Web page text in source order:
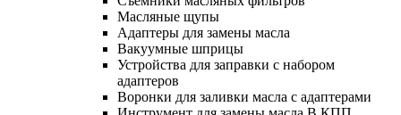
Масляные щупы
Адаптеры для замены масла
Вакуумные шприцы
Устройства для заправки с набором
адаптеров
Воронки для заливки масла с адаптерами